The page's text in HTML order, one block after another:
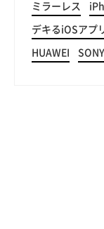
ミラーレス
デキるiOSアプ
HUAWEI SONY